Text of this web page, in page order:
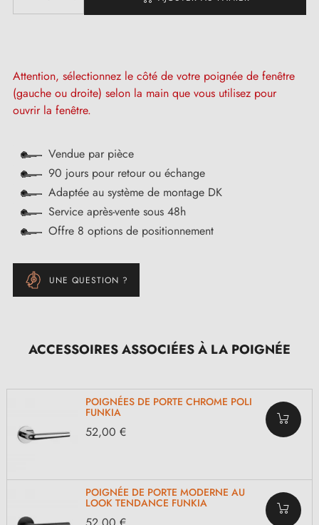
Attention, sélectionnez le côté de votre poignée de fenêtre
(gauche ou droite) selon la main que vous utilisez pour
ouvrir la fenêtre.
Vendue par pièce
90 jours pour retour ou échange
Adaptée au système de montage DK
Service après-vente sous 48h
Offre 8 options de positionnement
UNE QUESTION ?
ACCESSOIRES ASSOCIÉES À LA POIGNÉE
POIGNÉES DE PORTE CHROME POLI
FUNKIA
52,00 €
POIGNÉE DE PORTE MODERNE AU
LOOK TENDANCE FUNKIA